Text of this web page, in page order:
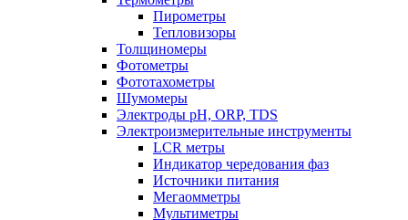
Пирометры
Тепловизоры
Толщиномеры
Фотометры
Фототахометры
Шумомеры
Электроды pH, ORP, TDS
Электроизмерительные инструменты
LCR метры
Индикатор чередования фаз
Источники питания
Мегаомметры
Мультиметры